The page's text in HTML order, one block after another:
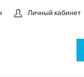
Личный кабинет